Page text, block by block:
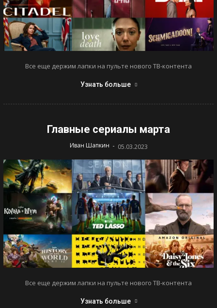
Все еще держим лапки на пульте нового ТВ-контента
Узнать больше
Главные сериалы марта
Иван Шапкин - 05.03.2023
Все еще держим лапки на пульте нового ТВ-контента
Узнать больше